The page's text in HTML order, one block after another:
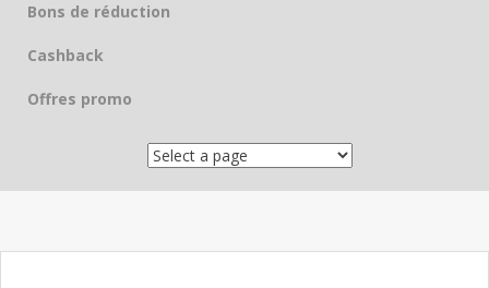
Bons de réduction
Cashback
Offres promo